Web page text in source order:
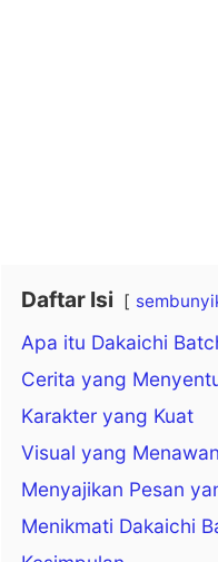
Daftar Isi
Apa itu Dakaichi
Cerita yang
Karakter yang Kuat
Visual yang Menawan
Menyajikan Pesan
Menikmati Dakaichi